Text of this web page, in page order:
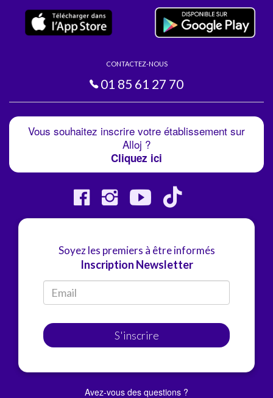
CONTACTEZ-NOUS
01 85 61 27 70
Vous souhaitez inscrire votre établissement sur
Alloj ?
Cliquez ici
Soyez les premiers à être informés
Inscription Newsletter
S'inscrire
Avez-vous des questions ?